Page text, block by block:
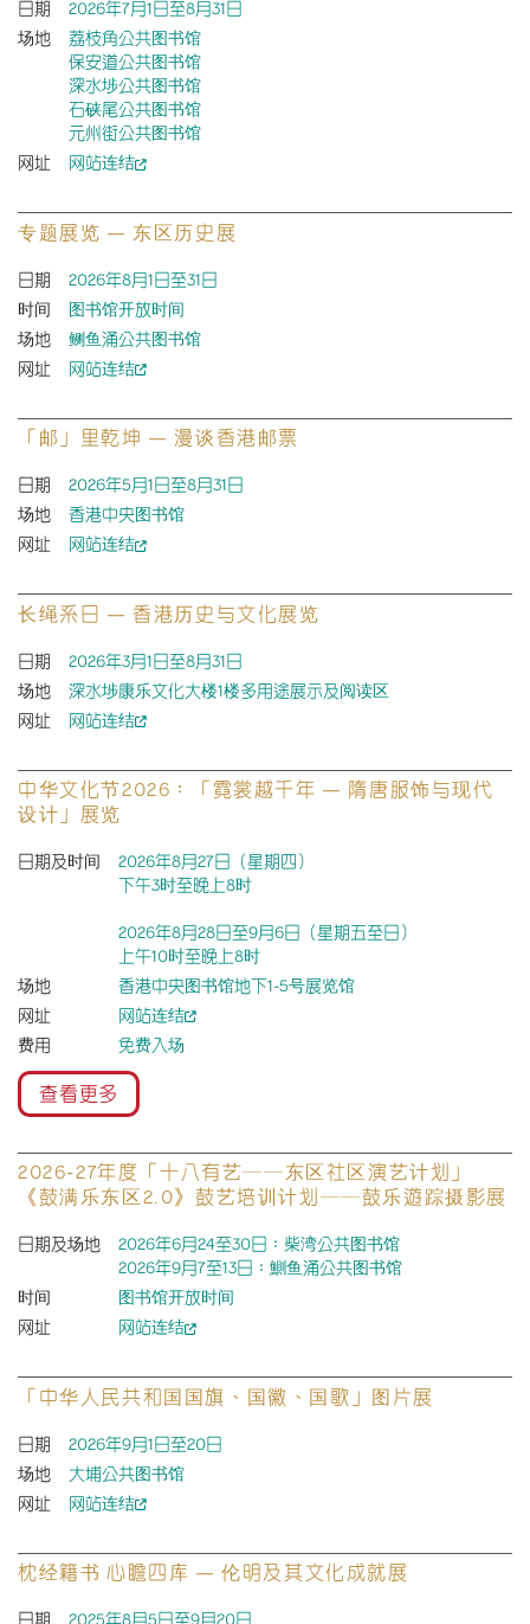
「中华人民共和国国旗、国徽、国歌」图片展
日期
2026年9月1日至20日
场地
大埔公共图书馆
网址
网站连结
枕经籍书 心瞻四库 — 伦明及其文化成就展
日期
2026年7月1日至8月31日
场地
荔枝角公共图书馆
保安道公共图书馆
深水埗公共图书馆
石硖尾公共图书馆
元州街公共图书馆
网址
网站连结
2026-27年度「十八有艺──东区社区演艺计划」
《鼓满乐东区2.0》鼓艺培训计划──鼓乐遊踪摄影展
日期及场地
2026年6月24至30日：柴湾公共图书馆
2026年9月7至13日：鰂鱼涌公共图书馆
时间
图书馆开放时间
网址
网站连结
专题展览 — 东区历史展
日期
2026年8月1日至31日
时间
图书馆开放时间
场地
鲗鱼涌公共图书馆
网址
网站连结
「邮」里乾坤 — 漫谈香港邮票
日期
2026年5月1日至8月31日
场地
香港中央图书馆
网址
网站连结
长绳系日 — 香港历史与文化展览
日期
2026年3月1日至8月31日
场地
深水埗康乐文化大楼1楼多用途展示及阅读区
网址
网站连结
中华文化节2026：「霓裳越千年 — 隋唐服饰与现代
设计」展览
日期及时间
2026年8月27日（星期四）
下午3时至晚上8时
2026年8月28日至9月6日（星期五至日）
上午10时至晚上8时
场地
香港中央图书馆地下1-5号展览馆
网址
网站连结
费用
免费入场
查看更多